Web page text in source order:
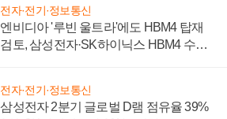
전자·전기·정보통신
엔비디아 '루빈 울트라'에도 HBM4 탑재
검토, 삼성전자·SK하이닉스 HBM4 수율
전자·전기·정보통신
삼성전자 2분기 글로벌 D램 점유율 39%